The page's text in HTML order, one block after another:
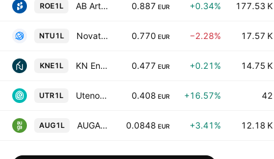
ROE1L AB Artea Bankas 0.887 EUR +0.34% 177.53 K
NTU1L Novaturas AB 0.770 EUR −2.28% 17.57 K
KNE1L KN Energies AB 0.477 EUR +0.21% 14.75 K
UTR1L Utenos Trikotazas AB 0.408 EUR +16.57% 42
AUG1L AUGA group AB 0.0848 EUR +3.41% 12.18 K